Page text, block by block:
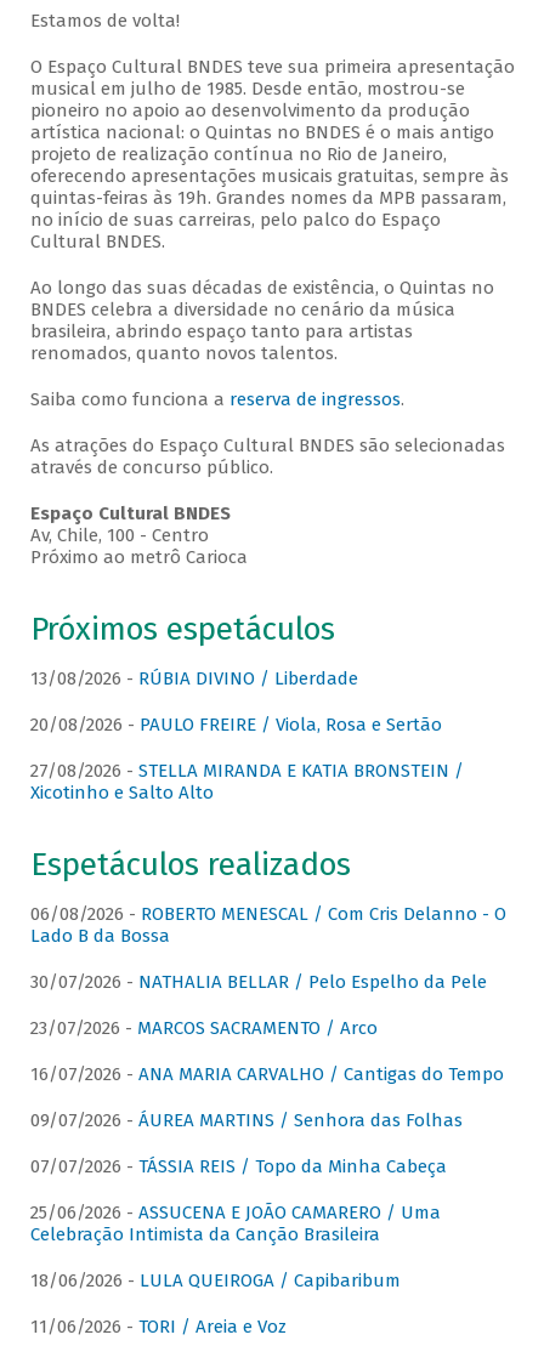
Estamos de volta!
O Espaço Cultural BNDES teve sua primeira apresentação
musical em julho de 1985. Desde então, mostrou-se
pioneiro no apoio ao desenvolvimento da produção
artística nacional: o Quintas no BNDES é o mais antigo
projeto de realização contínua no Rio de Janeiro,
oferecendo apresentações musicais gratuitas, sempre às
quintas-feiras às 19h. Grandes nomes da MPB passaram,
no início de suas carreiras, pelo palco do Espaço
Cultural BNDES.
Ao longo das suas décadas de existência, o Quintas no
BNDES celebra a diversidade no cenário da música
brasileira, abrindo espaço tanto para artistas
renomados, quanto novos talentos.
Saiba como funciona a reserva de ingressos.
As atrações do Espaço Cultural BNDES são selecionadas
através de concurso público.
Espaço Cultural BNDES
Av, Chile, 100 - Centro
Próximo ao metrô Carioca
Próximos espetáculos
13/08/2026 - RÚBIA DIVINO / Liberdade
20/08/2026 - PAULO FREIRE / Viola, Rosa e Sertão
27/08/2026 - STELLA MIRANDA E KATIA BRONSTEIN /
Xicotinho e Salto Alto
Espetáculos realizados
06/08/2026 - ROBERTO MENESCAL / Com Cris Delanno - O
Lado B da Bossa
30/07/2026 - NATHALIA BELLAR / Pelo Espelho da Pele
23/07/2026 - MARCOS SACRAMENTO / Arco
16/07/2026 - ANA MARIA CARVALHO / Cantigas do Tempo
09/07/2026 - ÁUREA MARTINS / Senhora das Folhas
07/07/2026 - TÁSSIA REIS / Topo da Minha Cabeça
25/06/2026 - ASSUCENA E JOÃO CAMARERO / Uma
Celebração Intimista da Canção Brasileira
18/06/2026 - LULA QUEIROGA / Capibaribum
11/06/2026 - TORI / Areia e Voz